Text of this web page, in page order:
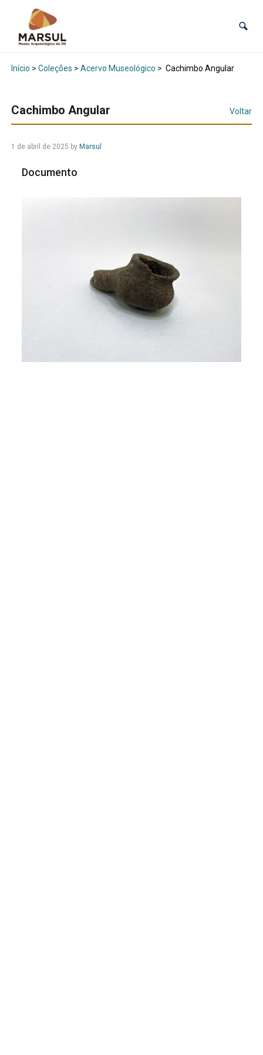
Início > Coleções > Acervo Museológico > Cachimbo Angular
Cachimbo Angular Voltar
1 de abril de 2025 by Marsul
Documento